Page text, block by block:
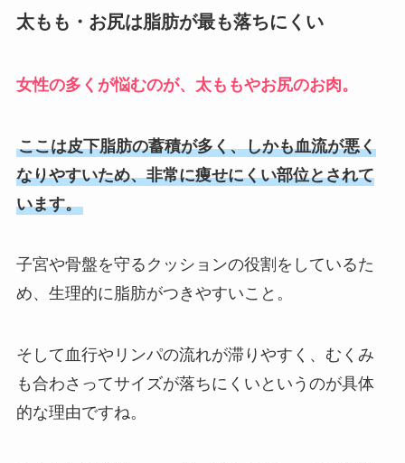
太もも・お尻は脂肪が最も落ちにくい
女性の多くが悩むのが、太ももやお尻のお肉。
ここは皮下脂肪の蓄積が多く、しかも血流が悪く
なりやすいため、非常に痩せにくい部位とされて
います。
子宮や骨盤を守るクッションの役割をしているた
め、生理的に脂肪がつきやすいこと。
そして血行やリンパの流れが滞りやすく、むくみ
も合わさってサイズが落ちにくいというのが具体
的な理由ですね。